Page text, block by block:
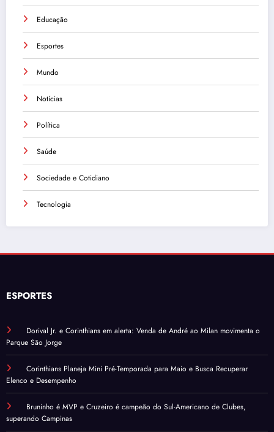
Educação
Esportes
Mundo
Notícias
Política
Saúde
Sociedade e Cotidiano
Tecnologia
ESPORTES
Dorival Jr. e Corinthians em alerta: Venda de André ao Milan movimenta o
Parque São Jorge
Corinthians Planeja Mini Pré-Temporada para Maio e Busca Recuperar
Elenco e Desempenho
Bruninho é MVP e Cruzeiro é campeão do Sul-Americano de Clubes,
superando Campinas